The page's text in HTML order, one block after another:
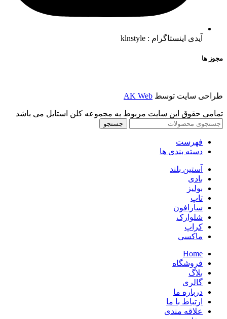
آیدی اینستاگرام : klnstyle
مجوز ها
طراحی سایت توسط AK Web
تمامی حقوق این سایت مربوط به مجموعه کلن استایل می باشد
جستجو
فهرست
دسته بندی ها
آستین بلند
بادی
بولیز
تاپ
سارافون
شلوارک
کراپ
ماکسی
Home
فروشگاه
بلاگ
گالری
درباره ما
ارتباط با ما
علاقه مندی